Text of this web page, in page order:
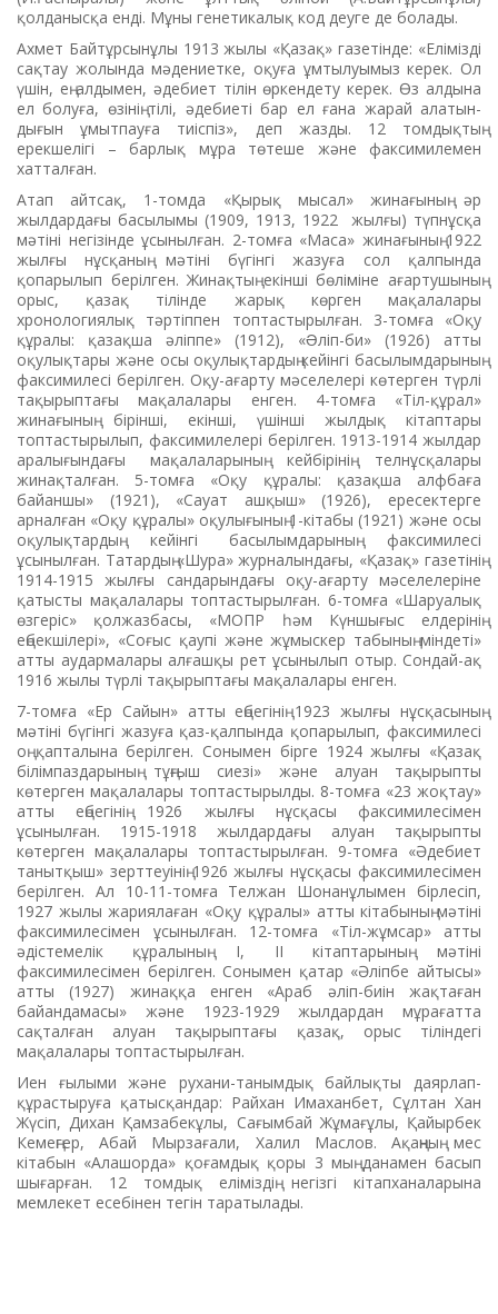
қолданысқа енді. Мұны генетикалық код деуге де болады.
Ахмет Байтұрсынұлы 1913 жылы «Қазақ» газетінде: «Елімізді
сақтау жолын­­да мәдениетке, оқуға ұмтылуы­мыз керек. Ол
үшін, ең алдымен, әде­биет тілін өр­кен­дету керек. Өз алдына
ел бол­у­ға, өзінің тілі, әдебиеті бар ел ғана жа­рай алатын­
дығын ұмытпауға тиіспіз», деп жазды. 12 томдықтың
ерекшелігі – бар­лық мұра төтеше және факсимилемен
хатталған.
Атап айтсақ, 1-томда «Қырық мысал» жинағының әр
жылдардағы басылымы (1909, 1913, 1922 жылғы) түпнұсқа
мәтіні негізінде ұсынылған. 2-томға «Маса» жинағының 1922
жылғы нұсқаның мәтіні бүгінгі жазуға сол қалпында
қопарылып берілген. Жинақтың екінші бөліміне ағартушының
орыс, қазақ тілінде жарық көрген мақалалары
хронологиялық тәртіппен топтастырылған. 3-томға «Оқу
құралы: қазақша əліппе» (1912), «Əліп-би» (1926) атты
оқулықтары жəне осы оқулықтардың кейінгі басылымдары­ның
факсимилесі берілген. Оқу-ағарту мәселелері көтерген түрлі
тақырыптағы мақалалары енген. 4-томға «Тіл-құрал»
жинағының бірінші, екінші, үшінші жылдық кітаптары
топтастырылып, факсимилелері берілген. 1913-1914 жылдар
аралығындағы мақалаларының кейбірінің телнұсқалары
жинақталған. 5-томға «Оқу құралы: қазақша алфбаға
байаншы» (1921), «Сауат ашқыш» (1926), ересектерге
арналған «Оқу құралы» оқулығының 1-кітабы (1921) жəне осы
оқулықтардың кейінгі басылымдары­­ның факсимилесі
ұсынылған. Татардың «Шура» журналындағы, «Қазақ» газетінің
1914-1915 жылғы сандарындағы оқу-ағарту мәселелеріне
қатысты мақала­лары топтастырылған. 6-томға «Шаруа­лық
өзгеріс» қолжазбасы, «МОПР һәм Күншығыс елдерінің
еңбекшілері», «Соғыс қаупі және жұмыскер табының міндеті»
атты аудармалары алғашқы рет ұсынылып отыр. Сондай-ақ
1916 жылы түрлі тақырыптағы мақалалары енген.
7-томға «Ер Сайын» атты еңбегінің 1923 жылғы нұсқасының
мәтіні бү­гін­гі жазуға қаз-қалпында қопарылып, факсимилесі
оң қапталына берілген. Сонымен бірге 1924 жылғы «Қазақ
білімпаздарының тұңғыш сиезі» және алуан тақырыпты
көтерген мақалалары топтастырылды. 8-томға «23 жоқтау»
атты еңбегінің 1926 жылғы нұсқасы факсимилесімен
ұсынылған. 1915-1918 жылдардағы алуан тақырыпты
көтерген мақалалары топтастырылған. 9-томға «Әдебиет
танытқыш» зерттеуінің 1926 жылғы нұсқасы факсимилесімен
беріл­ген. Ал 10-11-томға Телжан Шонанұлы­мен бірлесіп,
1927 жылы жарияла­ған «Оқу құралы» атты кітабының мәтіні
факсимилесімен ұсынылған. 12-томға «Тіл-жұмсар» атты
әдістемелік құралы­ның І, ІІ кітаптарының мәтіні
факсимилесімен берілген. Сонымен қатар «Әліпбе айтысы»
атты (1927) жинаққа енген «Араб әліп-биін жақтаған
байандамасы» және 1923-1929 жылдардан мұрағатта
сақталған алуан тақырыптағы қазақ, орыс тіліндегі
мақалалары топтастырылған.
Иен ғылыми және рухани-танымдық байлықты даярлап-
құрастыруға қатыс­қандар: Райхан Имаханбет, Сұлтан Хан
Жүсіп, Дихан Қамзабекұлы, Сағымбай Жұмағұлы, Қайырбек
Кемеңгер, Абай Мырзағали, Халил Маслов. Ақаңның мес
кітабын «Алашорда» қоғамдық қоры 3 мың данамен басып
шығарған. 12 томдық еліміздің негізгі кітапханаларына
мемлекет есебінен тегін таратылады.